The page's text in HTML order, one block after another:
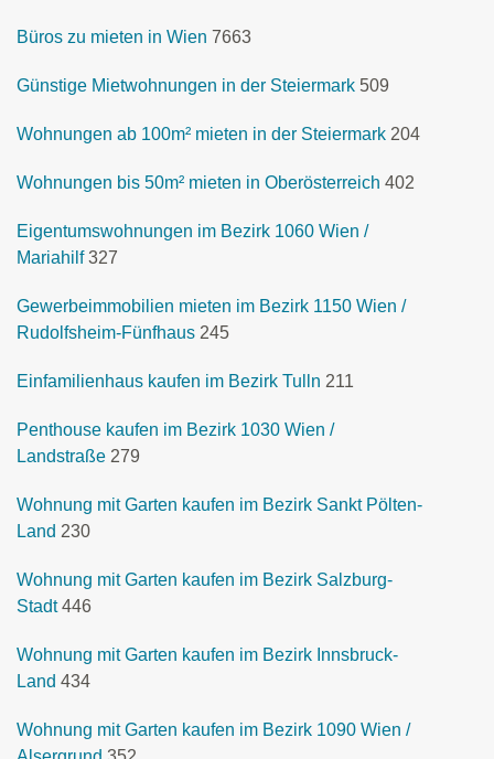
Büros zu mieten in Wien 7663
Günstige Mietwohnungen in der Steiermark 509
Wohnungen ab 100m² mieten in der Steiermark 204
Wohnungen bis 50m² mieten in Oberösterreich 402
Eigentumswohnungen im Bezirk 1060 Wien /
Mariahilf 327
Gewerbeimmobilien mieten im Bezirk 1150 Wien /
Rudolfsheim-Fünfhaus 245
Einfamilienhaus kaufen im Bezirk Tulln 211
Penthouse kaufen im Bezirk 1030 Wien /
Landstraße 279
Wohnung mit Garten kaufen im Bezirk Sankt Pölten-
Land 230
Wohnung mit Garten kaufen im Bezirk Salzburg-
Stadt 446
Wohnung mit Garten kaufen im Bezirk Innsbruck-
Land 434
Wohnung mit Garten kaufen im Bezirk 1090 Wien /